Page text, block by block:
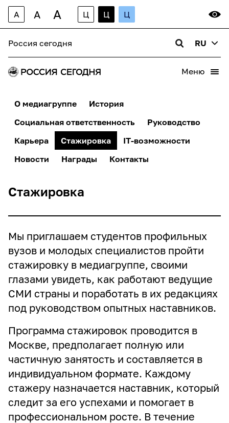
A A A Ц Ц Ц
Россия сегодня RU
Меню
О медиагруппе
История
Социальная ответственность
Руководство
Карьера
Стажировка
IT-возможности
Новости
Награды Контакты
Стажировка
Мы приглашаем студентов профильных
вузов и молодых специалистов пройти
стажировку в медиагруппе, своими
глазами увидеть, как работают ведущие
СМИ страны и поработать в их редакциях
под руководством опытных наставников.
Программа стажировок проводится в
Москве, предполагает полную или
частичную занятость и составляется в
индивидуальном формате. Каждому
стажеру назначается наставник, который
следит за его успехами и помогает в
профессиональном росте. В течение